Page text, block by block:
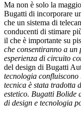
Ma non è solo la
Bugatti di incorporare
che un sistema di
conducenti di stimare
il che è importante su
che consentiranno a
esperienza di circuito
del design di Bugatti
tecnologia confluiscono
tecnica è stata tradotta
estetico. Bugatti Bolide
di design e tecnologia